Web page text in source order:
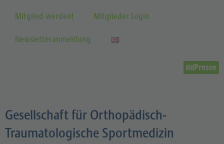
Mitglied werden! Mitglieder Login
Newsletteranmeldung
Presse
Gesellschaft für Orthopädisch-
Traumatologische Sportmedizin